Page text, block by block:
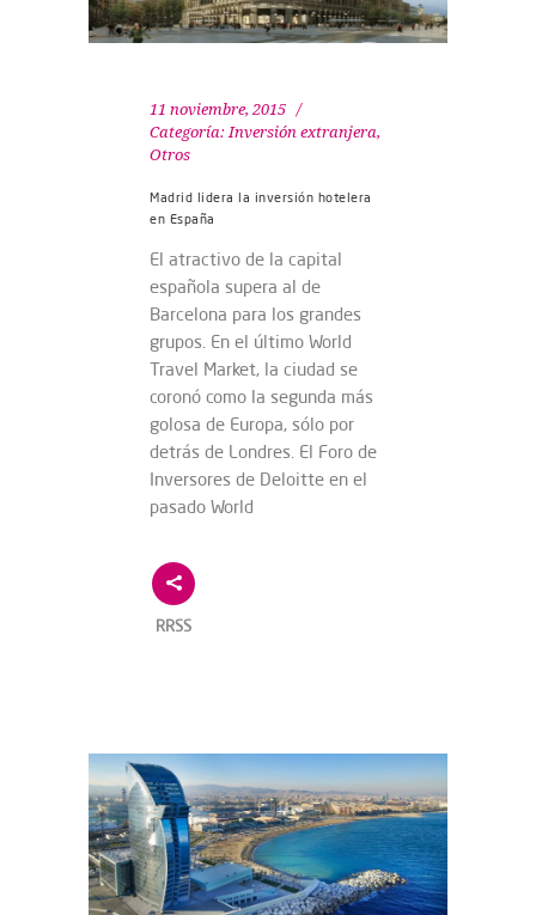
11 noviembre, 2015
Categoría: Inversión extranjera,
Otros
Madrid lidera la inversión hotelera
en España
El atractivo de la capital
española supera al de
Barcelona para los grandes
grupos. En el último World
Travel Market, la ciudad se
coronó como la segunda más
golosa de Europa, sólo por
detrás de Londres. El Foro de
Inversores de Deloitte en el
pasado World
RRSS